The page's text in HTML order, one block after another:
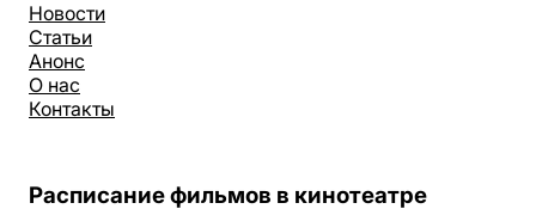
Новости
Статьи
Анонс
О нас
Контакты
Расписание фильмов в кинотеатре